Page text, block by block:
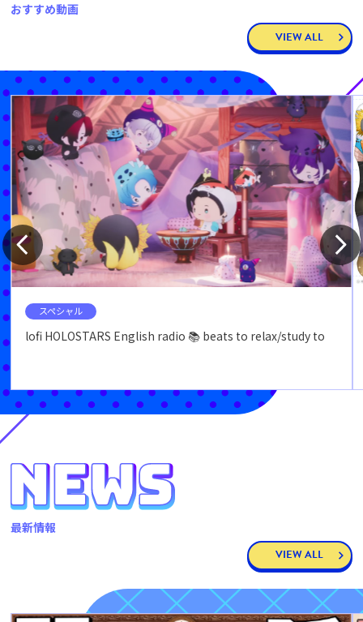
おすすめ動画
VIEW ALL
スペシャル
lofi HOLOSTARS English radio 📚 beats to relax/study to
最新情報
VIEW ALL